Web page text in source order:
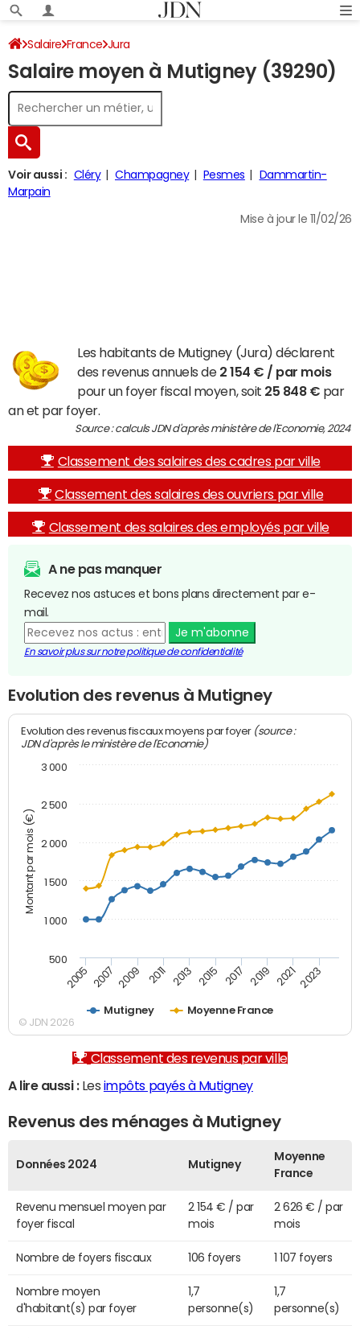
Salaire France Jura
Salaire moyen à Mutigney (39290)
Voir aussi : Cléry Champagney Pesmes
Dammartin-
Marpain
Mise à jour le 11/02/26
Les habitants de Mutigney (Jura) déclarent
des revenus annuels de 2 154 € / par mois
pour un foyer fiscal moyen, soit 25 848 € par
an et par foyer.
Source : calculs JDN d'après ministère de l'Economie, 2024
Classement des salaires des cadres par ville
Classement des salaires des ouvriers par ville
Classement des salaires des employés par ville
A ne pas manquer
Recevez nos astuces et bons plans directement par e-
mail.
Je m'abonne
En savoir plus sur notre politique de confidentialité
Evolution des revenus à Mutigney
Montant par mois (€)
Evolution des revenus fiscaux moyens par foyer (source :
JDN d'après le ministère de l'Economie)
Mutigney Moyenne France
2005 2007 2009 2011 2013 2015 2017 2019 2021 2023
500
1 000
1 500
2 000
2 500
3 000
© JDN 2026
Classement des revenus par ville
A lire aussi :Les impôts payés à Mutigney
Revenus des ménages à Mutigney
Données 2024 Mutigney
Moyenne
France
Revenu mensuel moyen par
foyer fiscal
2 154 € / par
mois
2 626 € / par
mois
Nombre de foyers fiscaux 106 foyers 1 107 foyers
Nombre moyen
d'habitant(s) par foyer
1,7
personne(s)
1,7
personne(s)